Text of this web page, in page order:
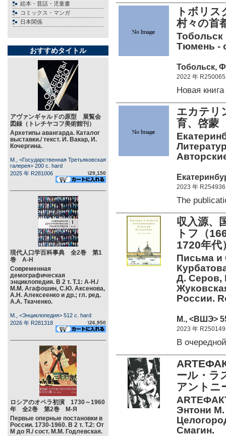
絵本・昔話・児童書
コミックス・マンガ
日本関係
おすすめタイトル
アヴァンギャルドの原型 展覧会
図録（トレチヤコフ美術館刊）
Архетипы авангарда. Каталог
выставки./ текст. И. Вакар, И.
Кочергина.
М., <Государственная Третьяковская
галерея> 200 c. hard
2025 年 R281006
\29,150
現代人口学百科事典 全2巻 第1
巻 А-Н
Современная
демографическая
энциклопедия. В 2 т. Т.1: А-Н./
М.М. Агафошин, С.Ю. Аксенова,
А.Н. Алексеенко и др.; гл. ред.
А.А. Ткаченко.
М., <Энциклопедия> 512 c. hard
2026 年 R281318
\26,950
ロシアのオペラ初演 1730～1960
年 全2巻 第2巻 М-Я
Первые оперные постановки в
России. 1730-1960. В 2 т. Т.2: От
М до Я./ сост. М.М. Годлевская.
トボリ
村々の首
Тобольск
Тюмень -
Тобольск,
2022 年 R250065
Новая
エカテ
育、啓
2023 年 R254936
The
収入源、
トフ（
1720年代
Письма и
Д. Серов,
России.
М., <ВШЭ>
2023 年 R250149
В
ール・ラ
アントニ
Энтони М.
Смагин.